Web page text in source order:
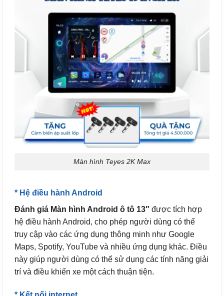
Màn hình Teyes 2K Max
* Hệ điều hành Android
Đánh giá Màn hình Android ô tô 13″ được tích hợp
hệ điều hành Android, cho phép người dùng có thể
truy cập vào các ứng dụng thông minh như Google
Maps, Spotify, YouTube và nhiều ứng dụng khác. Điều
này giúp người dùng có thể sử dụng các tính năng giải
trí và điều khiển xe một cách thuận tiện.